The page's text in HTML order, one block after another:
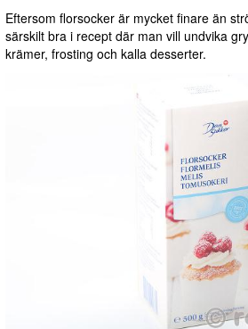
Eftersom florsocker är mycket finare än
särskilt bra i recept där man vill undvika
krämer, frosting och kalla desserter.